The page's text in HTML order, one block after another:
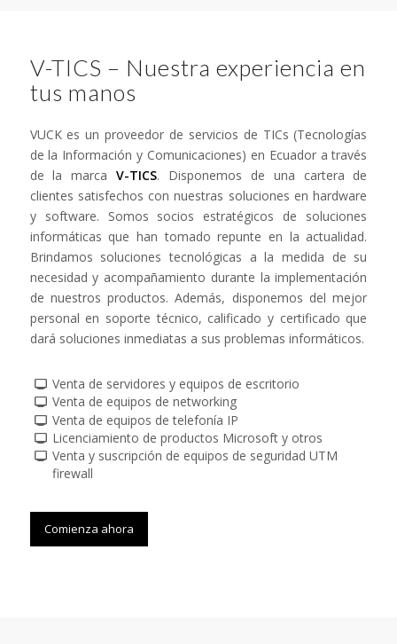
V-TICS – Nuestra experiencia en
tus manos
VUCK es un proveedor de servicios de TICs (Tecnologías
de la Información y Comunicaciones) en Ecuador a través
de la marcaV-TICS. Disponemos de una cartera de
clientes satisfechos con nuestras soluciones en hardware
y software. Somos socios estratégicos de soluciones
informáticas que han tomado repunte en la actualidad.
Brindamos soluciones tecnológicas a la medida de su
necesidad y acompañamiento durante la implementación
de nuestros productos. Además, disponemos del mejor
personal en soporte técnico, calificado y certificado que
dará soluciones inmediatas a sus problemas informáticos.
Venta de servidores y equipos de escritorio
Venta de equipos de networking
Venta de equipos de telefonía IP
Licenciamiento de productos Microsoft y otros
Venta y suscripción de equipos de seguridad UTM
firewall
Comienza ahora